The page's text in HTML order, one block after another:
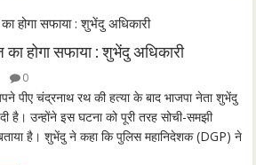
n
s
l
s
का होगा सफाया : शुभेंदु अधिकारी
0
पीए चंद्रनाथ रथ की हत्या के बाद भाजपा नेता शुभेंदु
है। उन्होंने इस घटना को पूरी तरह सोची-समझी
बताया है। शुभेंदु ने कहा कि पुलिस महानिदेशक (DGP) ने